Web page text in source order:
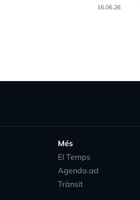
16.06.26
Més
EI Temps
Agenda.ad
Trànsit